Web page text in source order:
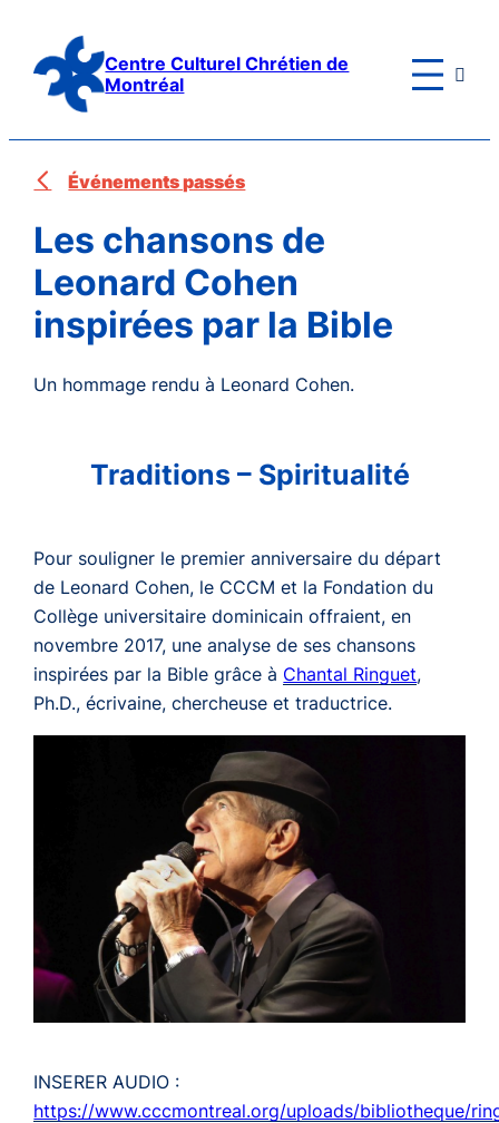
contenu
Centre Culturel Chrétien de
Montréal

Événements passés
Les chansons de
Leonard Cohen
inspirées par la Bible
Un hommage rendu à Leonard Cohen.
Traditions – Spiritualité
Pour souligner le premier anniversaire du départ
de Leonard Cohen, le CCCM et la Fondation du
Collège universitaire dominicain offraient, en
novembre 2017, une analyse de ses chansons
inspirées par la Bible grâce à Chantal Ringuet,
Ph.D., écrivaine, chercheuse et traductrice.
INSERER AUDIO :
https://www.cccmontreal.org/uploads/bibliotheque/